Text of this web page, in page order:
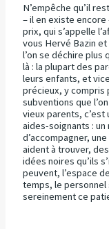
N’empêche qu’il
– il en existe encore
prix, qui s’appelle
vous Hervé Bazin et
l’on se déchire plus
là : la plupart des
leurs enfants, et
précieux, y compris
subventions que
vieux parents, c’est
aides-soignants : un
d’accompagner,
aident à trouver,
idées noires qu’ils
peuvent, l’espace
temps, le personnel
sereinement ce